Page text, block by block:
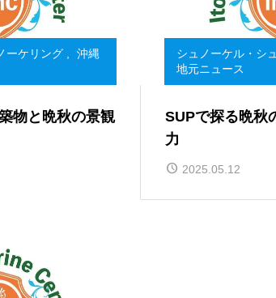
ーケリング
沖縄
物と晩秋の景観
シュノーケル・シ
地元ニュース
SUPで探る晩秋
力
2025.05.12